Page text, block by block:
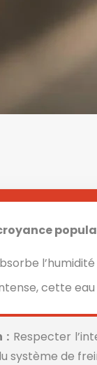
cette
:Respecter
système de